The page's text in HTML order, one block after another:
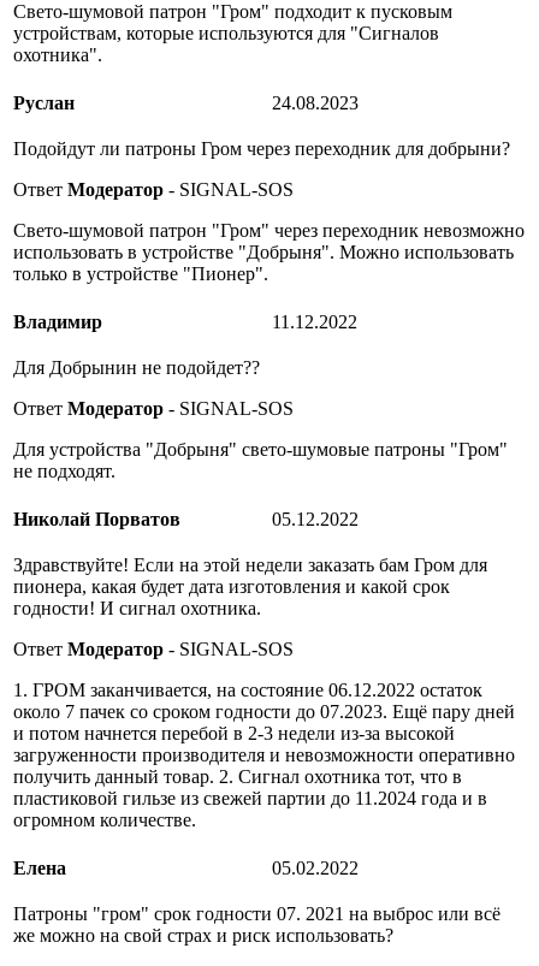
Свето-шумовой патрон "Гром" подходит к пусковым
устройствам, которые используются для "Сигналов
охотника".
Руслан 24.08.2023
Подойдут ли патроны Гром через переходник для добрыни?
Ответ Модератор - SIGNAL-SOS
Свето-шумовой патрон "Гром" через переходник невозможно
использовать в устройстве "Добрыня". Можно использовать
только в устройстве "Пионер".
Владимир 11.12.2022
Для Добрынин не подойдет??
Ответ Модератор - SIGNAL-SOS
Для устройства "Добрыня" свето-шумовые патроны "Гром"
не подходят.
Николай Порватов 05.12.2022
Здравствуйте! Если на этой недели заказать бам Гром для
пионера, какая будет дата изготовления и какой срок
годности! И сигнал охотника.
Ответ Модератор - SIGNAL-SOS
1. ГРОМ заканчивается, на состояние 06.12.2022 остаток
около 7 пачек со сроком годности до 07.2023. Ещё пару дней
и потом начнется перебой в 2-3 недели из-за высокой
загруженности производителя и невозможности оперативно
получить данный товар. 2. Сигнал охотника тот, что в
пластиковой гильзе из свежей партии до 11.2024 года и в
огромном количестве.
Елена 05.02.2022
Патроны "гром" срок годности 07. 2021 на выброс или всё
же можно на свой страх и риск использовать?